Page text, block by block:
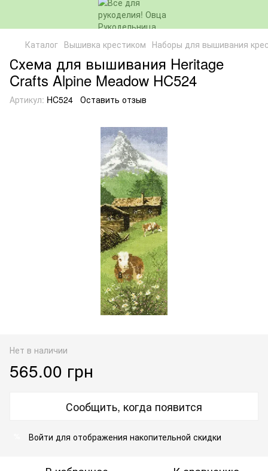
Каталог Вышивка крестиком Наборы для вышивания
Схема для вышивания Heritage
Crafts Alpine Meadow HC524
Артикул: HC524 Оставить отзыв
Нет в наличии
565.00 грн
Сообщить, когда появится
Войти для отображения накопительной скидки